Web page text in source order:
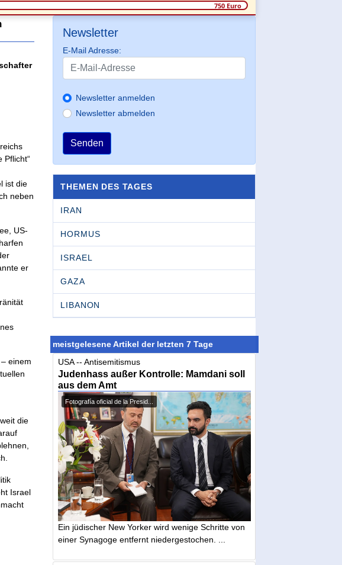
750 Euro
Pflicht“
ist die
neben
US-
er
einem
die
Israel
Newsletter
E-Mail Adresse:
Newsletter anmelden
Newsletter abmelden
Senden
THEMEN DES TAGES
IRAN
HORMUS
ISRAEL
GAZA
LIBANON
meistgelesene Artikel der letzten 7 Tage
USA -- Antisemitismus
Judenhass außer Kontrolle: Mamdani soll
aus dem Amt
Fotografía oficial de la Presid...
Ein jüdischer New Yorker wird wenige Schritte von
einer Synagoge entfernt niedergestochen. ...